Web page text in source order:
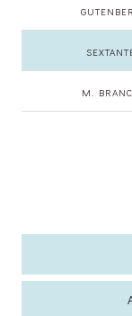
M.